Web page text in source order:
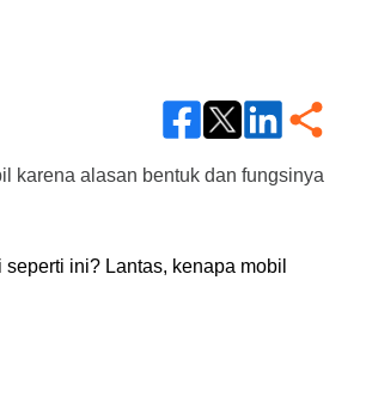
karena alasan bentuk dan fungsinya
ini? Lantas, kenapa mobil